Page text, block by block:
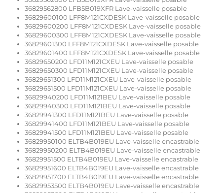
36829562800 LFB5B019XFR Lave-vaisselle posable
36829600100 LFF8M121CXDESK Lave-vaisselle posable
36829600200 LFF8M121CXDESK Lave-vaisselle posable
36829600300 LFF8M121CXDESK Lave-vaisselle posable
36829601300 LFF8M121CXDESK Lave-vaisselle posable
36829601400 LFF8M121CXDESK Lave-vaisselle posable
36829650200 LFD11M121CXEU Lave-vaisselle posable
36829650300 LFD11M121CXEU Lave-vaisselle posable
36829651300 LFD11M121CXEU Lave-vaisselle posable
36829651500 LFD11M121CXEU Lave-vaisselle posable
36829940200 LFD11M121BEU Lave-vaisselle posable
36829940300 LFD11M121BEU Lave-vaisselle posable
36829941300 LFD11M121BEU Lave-vaisselle posable
36829941400 LFD11M121BEU Lave-vaisselle posable
36829941500 LFD11M121BEU Lave-vaisselle posable
36829950100 ELTB4B019EU Lave-vaisselle encastrable
36829950200 ELTB4B019EU Lave-vaisselle encastrable
36829951500 ELTB4B019EU Lave-vaisselle encastrable
36829951600 ELTB4B019EU Lave-vaisselle encastrable
36829951700 ELTB4B019EU Lave-vaisselle encastrable
36829953500 ELTB4B019EU Lave-vaisselle encastrable